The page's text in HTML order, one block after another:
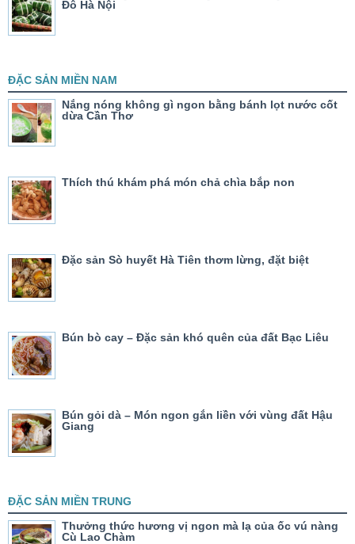
Đô Hà Nội
ĐẶC SẢN MIỀN NAM
Nắng nóng không gì ngon bằng bánh lọt nước cốt
dừa Cần Thơ
Thích thú khám phá món chả chìa bắp non
Đặc sản Sò huyết Hà Tiên thơm lừng, đặt biệt
Bún bò cay – Đặc sản khó quên của đất Bạc Liêu
Bún gỏi dà – Món ngon gắn liền với vùng đất Hậu
Giang
ĐẶC SẢN MIỀN TRUNG
Thưởng thức hương vị ngon mà lạ của ốc vú nàng
Cù Lao Chàm